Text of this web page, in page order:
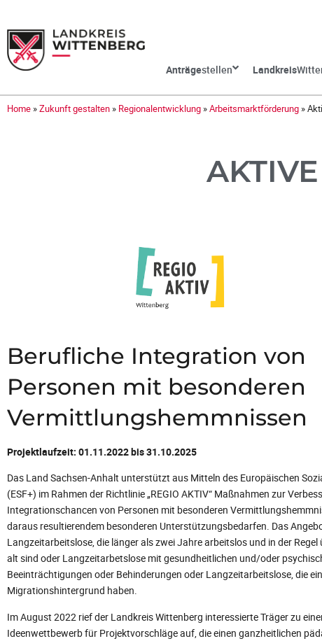
Anträgestellen Landkreis
Home »Zukunft gestalten » Regionalentwicklung »Arbeitsmarktförderung »
Berufliche Integration von
Personen mit besonderen
Vermittlungshemmnissen
Projektlaufzeit: 01.11.2022 bis 31.10.2025
Das Land Sachsen-Anhalt unterstützt aus Mitteln des Europäischen
(ESF+) im Rahmen der Richtlinie „REGIO AKTIV“ Maßnahmen zur
Integrationschancen von Personen mit besonderen
daraus resultierendem besonderen Unterstützungsbedarfen. Das
Langzeitarbeitslose, die länger als zwei Jahre arbeitslos und in der Regel
alt sind oder Langzeitarbetslose mit gesundheitlichen und/oder
Beeinträchtigungen oder Behinderungen oder Langzeitarbeitslose, die
Migrationshintergrund haben.
Im August 2022 rief der Landkreis Wittenberg interessierte Träger zu
Ideenwettbewerb für Projektvorschläge auf, die einen ganzheitlichen